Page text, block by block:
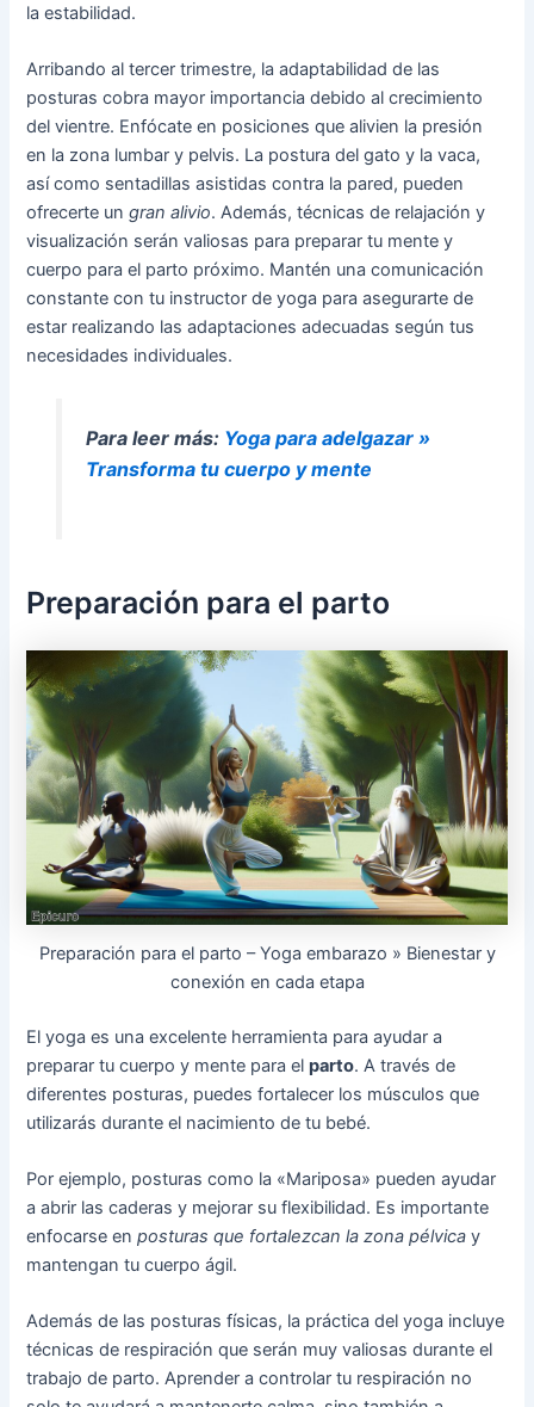
la estabilidad.
Arribando al tercer trimestre, la adaptabilidad de las
posturas cobra mayor importancia debido al crecimiento
del vientre. Enfócate en posiciones que alivien la presión
en la zona lumbar y pelvis. La postura del gato y la vaca,
así como sentadillas asistidas contra la pared, pueden
ofrecerte ungran alivio. Además, técnicas de relajación y
visualización serán valiosas para preparar tu mente y
cuerpo para el parto próximo. Mantén una comunicación
constante con tu instructor de yoga para asegurarte de
estar realizando las adaptaciones adecuadas según tus
necesidades individuales.
Para leer más: Yoga para adelgazar »
Transforma tu cuerpo y mente
Preparación para el parto
Preparación para el parto – Yoga embarazo » Bienestar y
conexión en cada etapa
El yoga es una excelente herramienta para ayudar a
preparar tu cuerpo y mente para elparto. A través de
diferentes posturas, puedes fortalecer los músculos que
utilizarás durante el nacimiento de tu bebé.
Por ejemplo, posturas como la «Mariposa» pueden ayudar
a abrir las caderas y mejorar su flexibilidad. Es importante
enfocarse enposturas que fortalezcan la zona pélvica y
mantengan tu cuerpo ágil.
Además de las posturas físicas, la práctica del yoga incluye
técnicas de respiración que serán muy valiosas durante el
trabajo de parto. Aprender a controlar tu respiración no